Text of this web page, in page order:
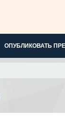
ОПУБЛИКОВАТЬ